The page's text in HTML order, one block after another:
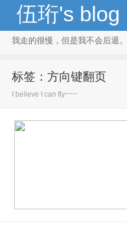
伍珩's blog
我走的很慢，但是我不会后退。
标签：方向键翻页
I believe I can fly~~~